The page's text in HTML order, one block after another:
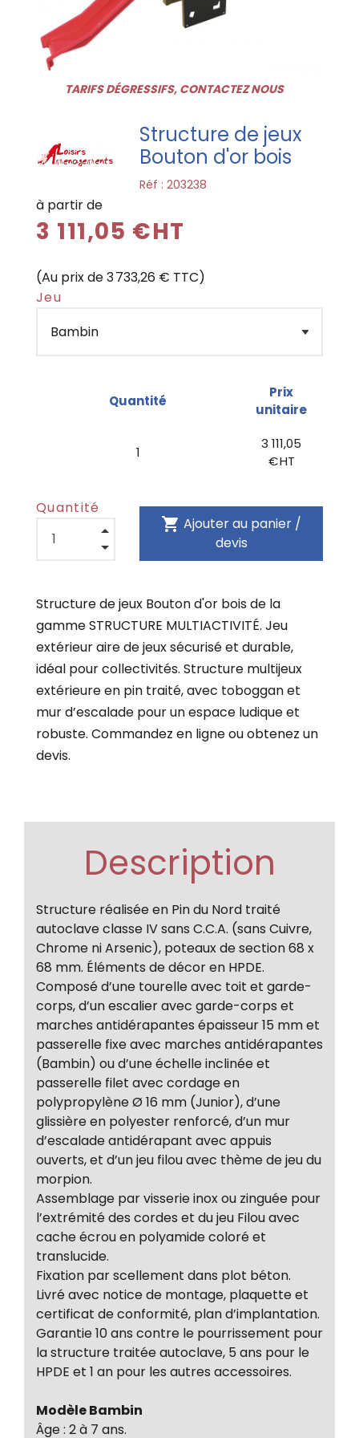
TARIFS DÉGRESSIFS, CONTACTEZ NOUS
Structure de jeux
Bouton d'or bois
Réf :203238
à partir de
3 111,05 €HT
(Au prix de 3 733,26 € TTC)
Jeu
Quantité
Prix
unitaire
1
3 111,05
€ HT
Quantité
shopping_cart Ajouter au panier /
devis
Structure de jeux Bouton d'or bois de la
gamme STRUCTURE MULTIACTIVITÉ. Jeu
extérieur aire de jeux sécurisé et durable,
idéal pour collectivités. Structure multijeux
extérieure en pin traité, avec toboggan et
mur d’escalade pour un espace ludique et
robuste. Commandez en ligne ou obtenez un
devis.
Description
Structure réalisée en Pin du Nord traité
autoclave classe IV sans C.C.A. (sans Cuivre,
Chrome ni Arsenic), poteaux de section 68 x
68 mm. Éléments de décor en HPDE.
Composé d’une tourelle avec toit et garde-
corps, d’un escalier avec garde-corps et
marches antidérapantes épaisseur 15 mm et
passerelle fixe avec marches antidérapantes
(Bambin) ou d’une échelle inclinée et
passerelle filet avec cordage en
polypropylène Ø 16 mm (Junior), d’une
glissière en polyester renforcé, d’un mur
d’escalade antidérapant avec appuis
ouverts, et d’un jeu filou avec thème de jeu du
morpion.
Assemblage par visserie inox ou zinguée pour
l’extrémité des cordes et du jeu Filou avec
cache écrou en polyamide coloré et
translucide.
Fixation par scellement dans plot béton.
Livré avec notice de montage, plaquette et
certificat de conformité, plan d’implantation.
Garantie 10 ans contre le pourrissement pour
la structure traitée autoclave, 5 ans pour le
HPDE et 1 an pour les autres accessoires.
Modèle Bambin
Âge : 2 à 7 ans.